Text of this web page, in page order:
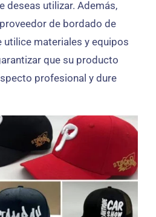
deseas utilizar. Además,
de bordado de
utilice materiales y equipos
que su producto
profesional y dure